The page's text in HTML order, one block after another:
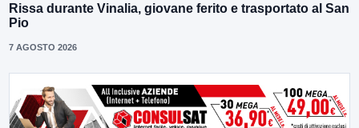
Rissa durante Vinalia, giovane ferito e trasportato al San
Pio
7 AGOSTO 2026